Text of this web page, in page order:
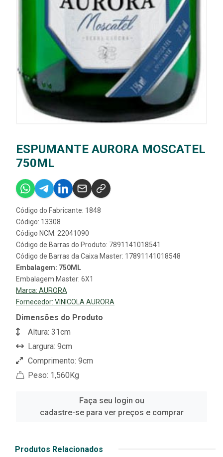
ESPUMANTE AURORA MOSCATEL
750ML
Código do Fabricante: 1848
Código: 13308
Código NCM: 22041090
Código de Barras do Produto: 7891141018541
Código de Barras da Caixa Master: 17891141018548
Embalagem: 750ML
Embalagem Master: 6X1
Marca: AURORA
Fornecedor: VINICOLA AURORA
Dimensões do Produto
Altura: 31cm
Largura: 9cm
Comprimento: 9cm
Peso: 1,560Kg
Faça seu login ou
cadastre-se para ver preços e comprar
Produtos Relacionados